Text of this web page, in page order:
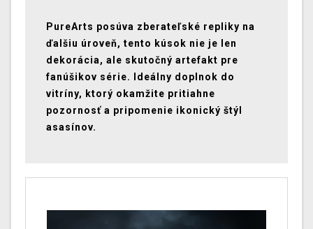
PureArts posúva zberateľské repliky na
ďalšiu úroveň, tento kúsok nie je len
dekorácia, ale skutočný artefakt pre
fanúšikov série. Ideálny doplnok do
vitríny, ktorý okamžite pritiahne
pozornosť a pripomenie ikonický štýl
asasínov.